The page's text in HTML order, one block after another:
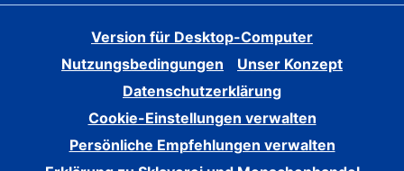
Version für Desktop-Computer
Nutzungsbedingungen
Unser Konzept
Datenschutzerklärung
Cookie-Einstellungen verwalten
Persönliche Empfehlungen verwalten